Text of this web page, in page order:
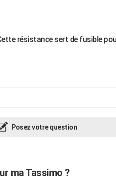
résistance sert de fusible
Posez votre question
ma Tassimo ?